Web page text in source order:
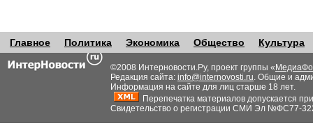
Главное Политика Экономика Общество Культура
©2008 Интерновости.Ру, проект группы «
Редакция сайта: info@internovosti.ru. Общие и
Информация на сайте для лиц старше 18 лет.
Перепечатка материалов допускается
Свидетельство о регистрации СМИ Эл №ФС77-